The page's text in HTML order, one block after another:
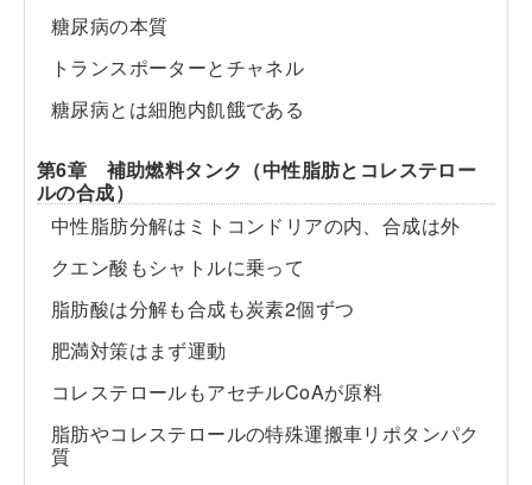
糖尿病の本質
トランスポーターとチャネル
糖尿病とは細胞内飢餓である
第6章 補助燃料タンク（中性脂肪とコレステロー
ルの合成）
中性脂肪分解はミトコンドリアの内、合成は外
クエン酸もシャトルに乗って
脂肪酸は分解も合成も炭素2個ずつ
肥満対策はまず運動
コレステロールもアセチルCoAが原料
脂肪やコレステロールの特殊運搬車リポタンパク
質